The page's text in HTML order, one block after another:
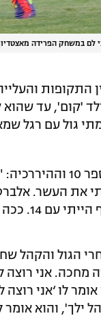
לם במשחק הפרידה מאצטדיון
התקופות
'קום', עד שהוא
את העשר.
היה — היררכיה, כבוד".
הגול והקהל
מחכה. אני
אומר לו ‘אני
ילך', והוא